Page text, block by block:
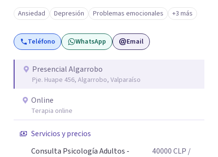
emocional profunda y duradera, te espero en sesión.
Atiendo con frecuencia a personas que han convivido por
meses o años con síntomas de depresión y ansiedad,
principalmente mujeres adultas y adolescentes.
abrazo, Pamela
Ansiedad Depresión Problemas emocionales +3 más
Teléfono WhatsApp Email
Presencial Algarrobo
Pje. Huape 456, Algarrobo, Valparaíso
Online
Terapia online
Servicios y precios
Consulta Psicología Adultos -
40000CLP /